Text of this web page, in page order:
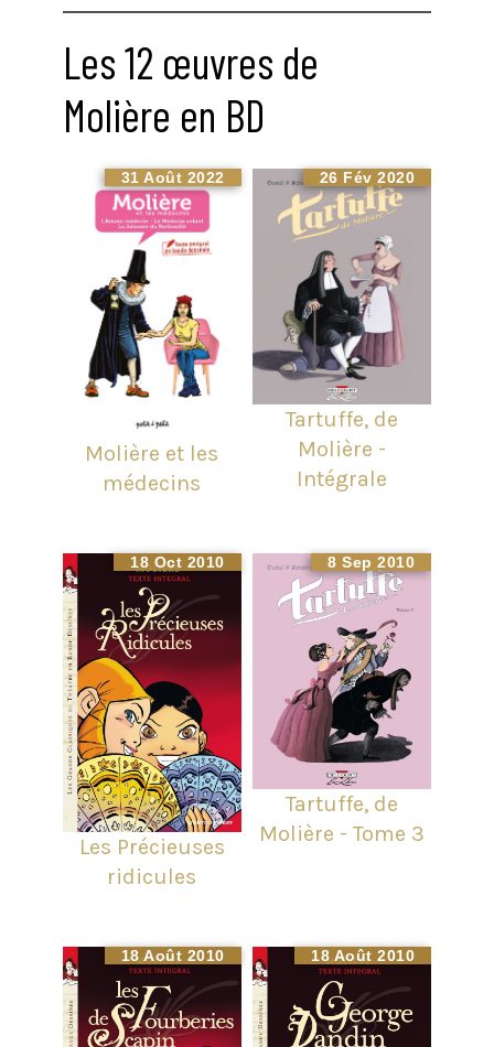
Les 12 œuvres de
Molière en BD
31 Août 2022
Molière et les
médecins
26 Fév 2020
Tartuffe, de
Molière -
Intégrale
18 Oct 2010
Les Précieuses
ridicules
8 Sep 2010
Tartuffe, de
Molière - Tome 3
18 Août 2010 18 Août 2010